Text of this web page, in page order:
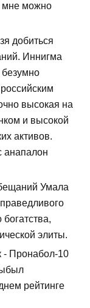
мне можно
добиться
Иннигма
безумно
высокая на
и высокой
активов.
анапалон
Умала
элиты.
- Пронабол-10
рейтинге